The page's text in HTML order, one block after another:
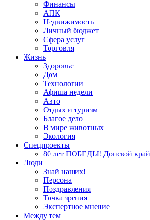
Финансы
АПК
Недвижимость
Личный бюджет
Сфера услуг
Торговля
Жизнь
Здоровье
Дом
Технологии
Афиша недели
Авто
Отдых и туризм
Благое дело
В мире животных
Экология
Спецпроекты
80 лет ПОБЕДЫ! Донской край
Люди
Знай наших!
Персона
Поздравления
Точка зрения
Экспертное мнение
Между тем